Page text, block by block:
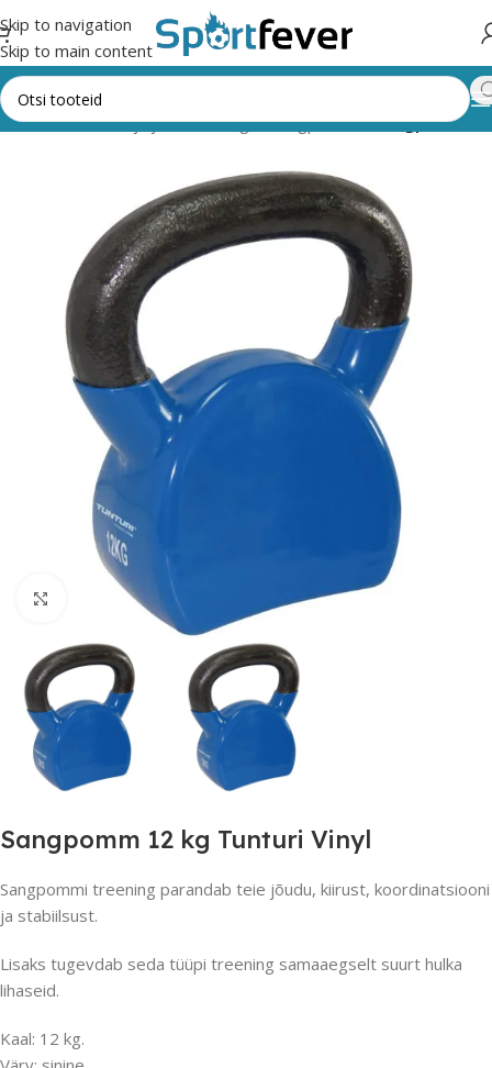
Skip to navigation
Skip to main content
ja jõusaal Kangid, sangpommid Sangpommid
Suurendamiseks klõpsake
Sangpomm 12 kg Tunturi Vinyl
Sangpommi treening parandab teie jõudu, kiirust, koordinatsiooni
ja stabiilsust.
Lisaks tugevdab seda tüüpi treening samaaegselt suurt hulka
lihaseid.
Kaal: 12 kg.